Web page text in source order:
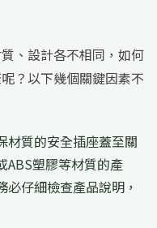
、設計各不相同，如何
？以下幾個關鍵因素不
材質的安全插座蓋至關
ABS塑膠等材質的產
仔細檢查產品說明，